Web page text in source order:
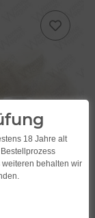
18 Jahre alt
behalten wir